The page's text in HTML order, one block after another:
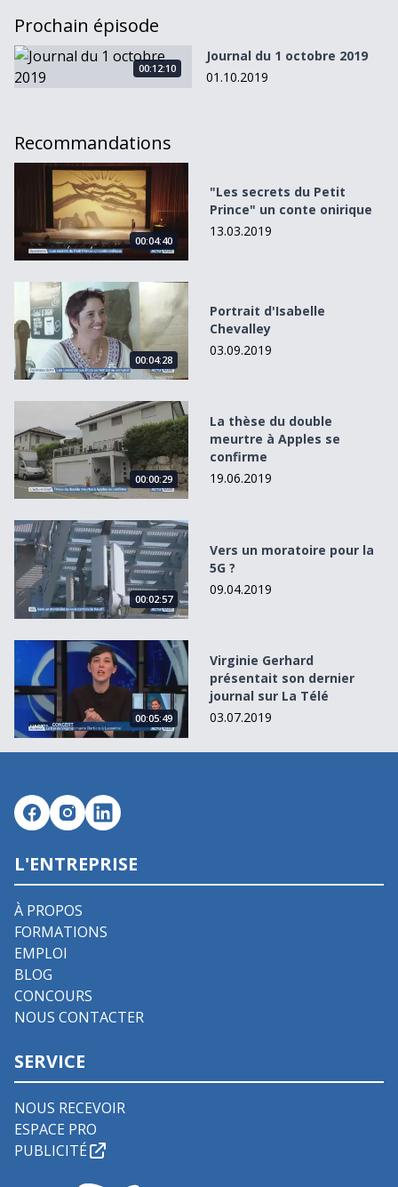
Prochain épisode
Journal du 1 octobre 2019
00:12:10
Journal du 1 octobre 2019
01.10.2019
Recommandations
&quot;Les secrets du Petit Prince&quot; un conte onirique
00:04:40
"Les secrets du Petit
Prince" un conte onirique
13.03.2019
Portrait d&#039;Isabelle Chevalley
00:04:28
Portrait d'Isabelle
Chevalley
03.09.2019
La thèse du double meurtre à Apples se confirme
00:00:29
La thèse du double
meurtre à Apples se
confirme
19.06.2019
Vers un moratoire pour la 5G ?
00:02:57
Vers un moratoire pour la
5G ?
09.04.2019
Virginie Gerhard présentait son dernier journal sur La
00:05:49
Virginie Gerhard
présentait son dernier
journal sur La Télé
03.07.2019
L'ENTREPRISE
À PROPOS
FORMATIONS
EMPLOI
BLOG
CONCOURS
NOUS CONTACTER
SERVICE
NOUS RECEVOIR
ESPACE PRO
PUBLICITÉ